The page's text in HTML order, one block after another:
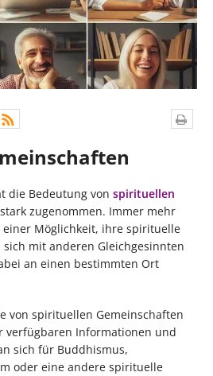
die Bedeutung von spirituellen
zugenommen. Immer mehr
einer Möglichkeit, ihre spirituelle
mit anderen Gleichgesinnten
an einen bestimmten Ort
von spirituellen Gemeinschaften
verfügbaren Informationen und
sich für Buddhismus,
oder eine andere spirituelle